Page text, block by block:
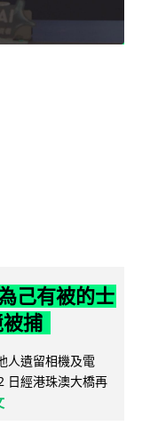
己有被的士
捕
人遺留相機及電
日經港珠澳大橋再